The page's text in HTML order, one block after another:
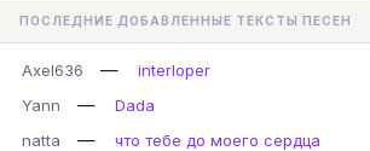
ПОСЛЕДНИЕ ДОБАВЛЕННЫЕ ТЕКСТЫ ПЕСЕН
Axel636 —
interloper
Yann
—
Dada
natta
—
что тебе до моего сердца